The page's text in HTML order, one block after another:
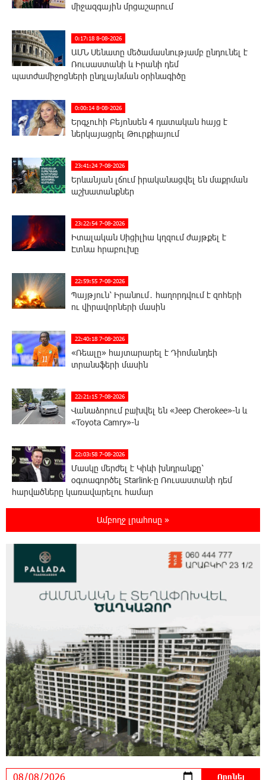
միջազգային մրցաշարում
0:17:18 8-08-2026
ԱՄՆ Սենատը մեծամասնությամբ ընդունել է
Ռուսաստանի և Իրանի դեմ
պատժամիջոցների ընդլայնման օրինագիծը
0:00:14 8-08-2026
Երգչուհի Բեյոնսեն ​​4 դատական հայց է
ներկայացրել Թուրքիայում
23:41:24 7-08-2026
Երևանյան լճում իրականացվել են մաքրման
աշխատանքներ
23:22:54 7-08-2026
Իտալական Սիցիլիա կղզում ժայթքել է
Էտնա հրաբուխը
22:59:55 7-08-2026
Պայթյուն՝ Իրանում․ հաղորդվում է զոհերի
ու վիրավորների մասին
22:40:18 7-08-2026
«Ռեալը» հայտարարել է Դիոմանդեի
տրանսֆերի մասին
22:21:15 7-08-2026
Վանաձորում բшխվել են «Jeep Cherokee»-ն և
«Toyota Camry»-ն
22:03:58 7-08-2026
Մասկը մերժել է Կիևի խնդրանքը՝
օգտագործել Starlink-ը Ռուսաստանի դեմ
հարվшծները կառավարելու համար
21:45:44 7-08-2026
21:26:16 7-08-2026
Ստեփանավանում ռուս կին է փորձել
ինքնասպան լինել
21:08:37 7-08-2026
ԵԱՏՄ֊ն չի ուզում, որ իր միջոցներով
զարգանա Հայաստանի տնտեսությունը ու
հետո գնա ԵՄ. Արշակ Կարապետյան
21:07:27 7-08-2026
ԱՄՆ վերաքննիչ դատարանը արգելափակել
է Թրամփի 400 միլիոն դոլար արժողությամբ
Սպիտակ տան պարահանդեսային դահլիճի նախագիծը
Ամբողջ լրահոսը »